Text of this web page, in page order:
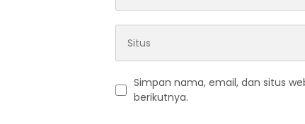
Simpan nama, email, dan situs
berikutnya.